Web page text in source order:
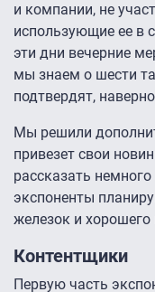
и компании, не
использующие ее в
эти дни вечерние
мы знаем о шести
подтвердят,
Мы решили
привезет свои
рассказать
экспоненты
железок и хорошего
Контентщики
Первую часть